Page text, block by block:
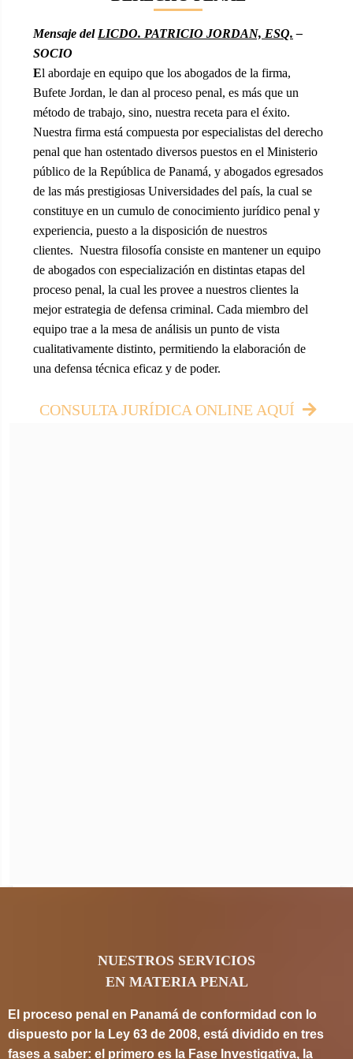
Mensaje del LICDO. PATRICIO JORDAN, ESQ. –
SOCIO
El abordaje en equipo que los abogados de la firma,
Bufete Jordan, le dan al proceso penal, es más que un
método de trabajo, sino, nuestra receta para el éxito.
Nuestra firma está compuesta por especialistas del derecho
penal que han ostentado diversos puestos en el Ministerio
público de la República de Panamá, y abogados egresados
de las más prestigiosas Universidades del país, la cual se
constituye en un cumulo de conocimiento jurídico penal y
experiencia, puesto a la disposición de nuestros
clientes. Nuestra filosofía consiste en mantener un equipo
de abogados con especialización en distintas etapas del
proceso penal, la cual les provee a nuestros clientes la
mejor estrategia de defensa criminal. Cada miembro del
equipo trae a la mesa de análisis un punto de vista
cualitativamente distinto, permitiendo la elaboración de
una defensa técnica eficaz y de poder.
CONSULTA JURÍDICA ONLINE AQUÍ
NUESTROS SERVICIOS
EN MATERIA PENAL
El proceso penal en Panamá de conformidad con lo
dispuesto por la Ley 63 de 2008, está dividido en tres
fases a saber: el primero es la Fase Investigativa, la